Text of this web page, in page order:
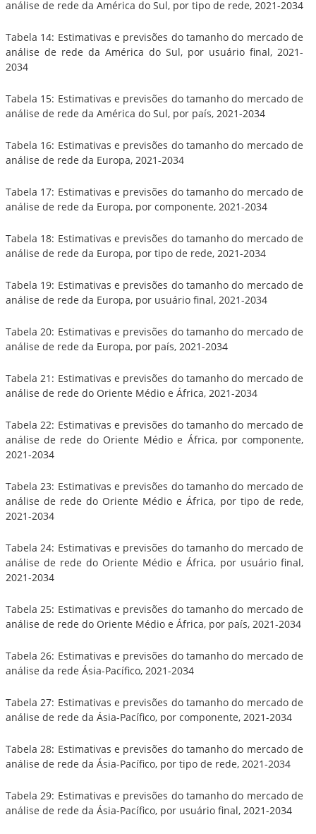
análise de rede da América do Sul, por tipo de rede, 2021-2034
Tabela 14: Estimativas e previsões do tamanho do mercado de
análise de rede da América do Sul, por usuário final, 2021-
2034
Tabela 15: Estimativas e previsões do tamanho do mercado de
análise de rede da América do Sul, por país, 2021-2034
Tabela 16: Estimativas e previsões do tamanho do mercado de
análise de rede da Europa, 2021-2034
Tabela 17: Estimativas e previsões do tamanho do mercado de
análise de rede da Europa, por componente, 2021-2034
Tabela 18: Estimativas e previsões do tamanho do mercado de
análise de rede da Europa, por tipo de rede, 2021-2034
Tabela 19: Estimativas e previsões do tamanho do mercado de
análise de rede da Europa, por usuário final, 2021-2034
Tabela 20: Estimativas e previsões do tamanho do mercado de
análise de rede da Europa, por país, 2021-2034
Tabela 21: Estimativas e previsões do tamanho do mercado de
análise de rede do Oriente Médio e África, 2021-2034
Tabela 22: Estimativas e previsões do tamanho do mercado de
análise de rede do Oriente Médio e África, por componente,
2021-2034
Tabela 23: Estimativas e previsões do tamanho do mercado de
análise de rede do Oriente Médio e África, por tipo de rede,
2021-2034
Tabela 24: Estimativas e previsões do tamanho do mercado de
análise de rede do Oriente Médio e África, por usuário final,
2021-2034
Tabela 25: Estimativas e previsões do tamanho do mercado de
análise de rede do Oriente Médio e África, por país, 2021-2034
Tabela 26: Estimativas e previsões do tamanho do mercado de
análise da rede Ásia-Pacífico, 2021-2034
Tabela 27: Estimativas e previsões do tamanho do mercado de
análise de rede da Ásia-Pacífico, por componente, 2021-2034
Tabela 28: Estimativas e previsões do tamanho do mercado de
análise de rede da Ásia-Pacífico, por tipo de rede, 2021-2034
Tabela 29: Estimativas e previsões do tamanho do mercado de
análise de rede da Ásia-Pacífico, por usuário final, 2021-2034